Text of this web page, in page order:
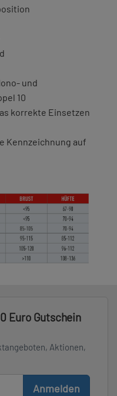
und
10
korrekte Einsetzen
Kennzeichnung auf
Euro Gutschein
Aktionen,
Anmelden